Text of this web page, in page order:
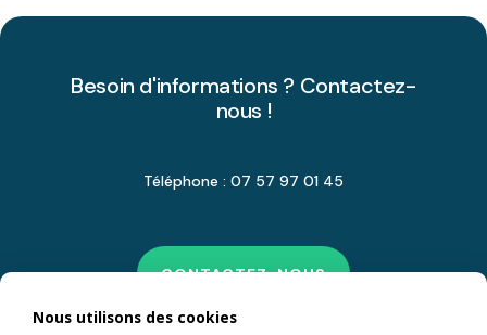
Besoin d'informations ? Contactez-
nous !
Téléphone : 07 57 97 01 45
CONTACTEZ-NOUS
Nous utilisons des cookies